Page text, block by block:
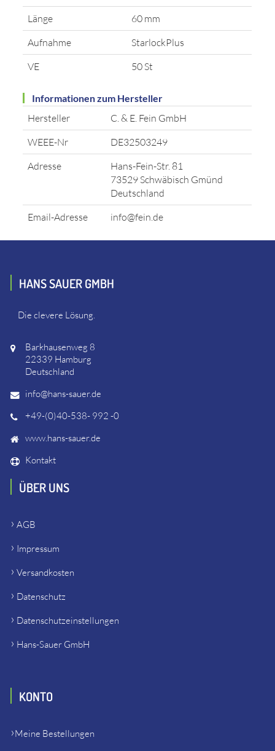
Länge
60 mm
Aufnahme
StarlockPlus
VE
50 St
Informationen zum Hersteller
Hersteller
C. & E. Fein GmbH
WEEE-Nr
DE32503249
Adresse
Hans-Fein-Str. 81
73529 Schwäbisch Gmünd
Deutschland
Email-Adresse
info@fein.de
HANS SAUER GMBH
Die clevere Lösung.
Barkhausenweg 8
22339 Hamburg
Deutschland
info@hans-sauer.de
+49-(0)40-538- 992 -0
www.hans-sauer.de
Kontakt
ÜBER UNS
AGB
Impressum
Versandkosten
Datenschutz
Datenschutzeinstellungen
Hans-Sauer GmbH
KONTO
Meine Bestellungen